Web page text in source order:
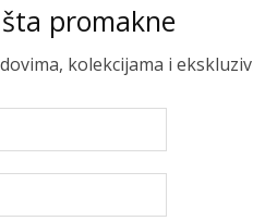
promakne
kolekcijama i